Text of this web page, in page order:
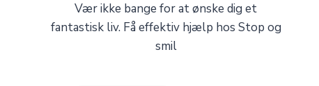
Vær ikke bange for at ønske dig et
fantastisk liv. Få effektiv hjælp hos Stop og
smil